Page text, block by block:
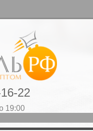
22
19:00